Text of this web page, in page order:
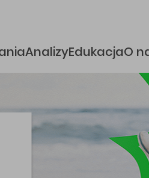
AnalizyEdukacjaO